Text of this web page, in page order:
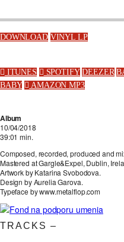
DOWNLOAD VINYL LP
ITUNES SPOTIFY DEEZER
BABY
AMAZON MP3
Album
10/04/2018
39:01 min.
Composed, recorded, produced and
Mastered at Gargle&Expel, Dublin,
Artwork by Katarina Svobodova.
Design by Aurelia Garova.
Typeface by www.metalflop.com
TRACKS –